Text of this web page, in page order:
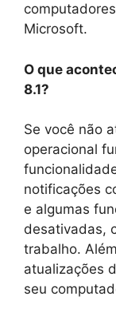
Microsoft.
O que
8.1?
Se você não
operacional
notificações
e algumas
desativadas,
trabalho.
atualizações
seu